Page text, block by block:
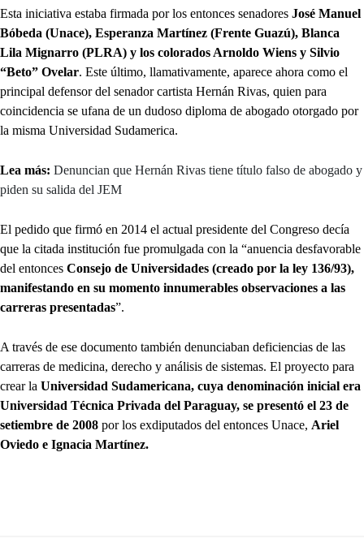
Esta iniciativa estaba firmada por los entonces senadores José Manuel
Bóbeda (Unace), Esperanza Martínez (Frente Guazú), Blanca
Lila Mignarro (PLRA) y los colorados Arnoldo Wiens y Silvio
“Beto” Ovelar. Este último, llamativamente, aparece ahora como el
principal defensor del senador cartista Hernán Rivas, quien para
coincidencia se ufana de un dudoso diploma de abogado otorgado por
la misma Universidad Sudamerica.
Lea más: Denuncian que Hernán Rivas tiene título falso de abogado y
piden su salida del JEM
El pedido que firmó en 2014 el actual presidente del Congreso decía
que la citada institución fue promulgada con la “anuencia desfavorable
del entonces Consejo de Universidades (creado por la ley 136/93),
manifestando en su momento innumerables observaciones a las
carreras presentadas”.
A través de ese documento también denunciaban deficiencias de las
carreras de medicina, derecho y análisis de sistemas. El proyecto para
crear la Universidad Sudamericana, cuya denominación inicial era
Universidad Técnica Privada del Paraguay, se presentó el 23 de
setiembre de 2008 por los exdiputados del entonces Unace, Ariel
Oviedo e Ignacia Martínez.